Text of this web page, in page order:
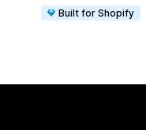
Built for Shopify